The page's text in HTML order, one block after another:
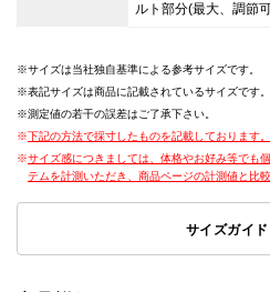
ルト部分(最大、調節
サイズは当社独自基準による参考サイズです。
表記サイズは商品に記載されているサイズです。
測定値の若干の誤差はご了承下さい。
下記の方法で採寸したものを記載しております。
サイズ感につきましては、体格やお好み等でも
テムを計測いただき、商品ページの計測値と比
サイズガイ